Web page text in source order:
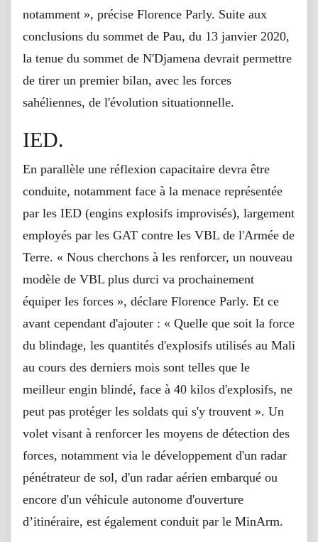
notamment », précise Florence Parly. Suite aux
conclusions du sommet de Pau, du 13 janvier 2020,
la tenue du sommet de N'Djamena devrait permettre
de tirer un premier bilan, avec les forces
sahéliennes, de l'évolution situationnelle.
IED.
En parallèle une réflexion capacitaire devra être
conduite, notamment face à la menace représentée
par les IED (engins explosifs improvisés), largement
employés par les GAT contre les VBL de l'Armée de
Terre. « Nous cherchons à les renforcer, un nouveau
modèle de VBL plus durci va prochainement
équiper les forces », déclare Florence Parly. Et ce
avant cependant d'ajouter : « Quelle que soit la force
du blindage, les quantités d'explosifs utilisés au Mali
au cours des derniers mois sont telles que le
meilleur engin blindé, face à 40 kilos d'explosifs, ne
peut pas protéger les soldats qui s'y trouvent ». Un
volet visant à renforcer les moyens de détection des
forces, notamment via le développement d'un radar
pénétrateur de sol, d'un radar aérien embarqué ou
encore d'un véhicule autonome d'ouverture
d’itinéraire, est également conduit par le MinArm.